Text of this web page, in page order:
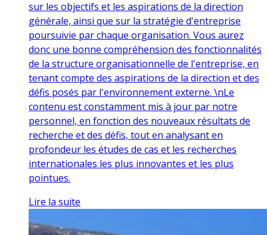
sur les objectifs et les aspirations de la direction
générale, ainsi que sur la stratégie d'entreprise
poursuivie par chaque organisation. Vous aurez
donc une bonne compréhension des fonctionnalités
de la structure organisationnelle de l'entreprise, en
tenant compte des aspirations de la direction et des
défis posés par l'environnement externe. \nLe
contenu est constamment mis à jour par notre
personnel, en fonction des nouveaux résultats de
recherche et des défis, tout en analysant en
profondeur les études de cas et les recherches
internationales les plus innovantes et les plus
pointues.
Lire la suite